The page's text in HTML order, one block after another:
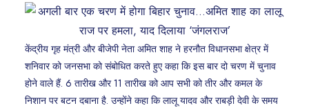
केंद्रीय गृह मंत्री और बीजेपी नेता अमित शाह ने हरनौत विधानसभा क्षेत्र में
शनिवार को जनसभा को संबोधित करते हुए कहा कि इस बार दो चरण में चुनाव
होने वाले हैं. 6 तारीख और 11 तारीख को आप सभी को तीर और कमल के
निशान पर बटन दबाना है. उन्होंने कहा कि लालू यादव और राबड़ी देवी के समय